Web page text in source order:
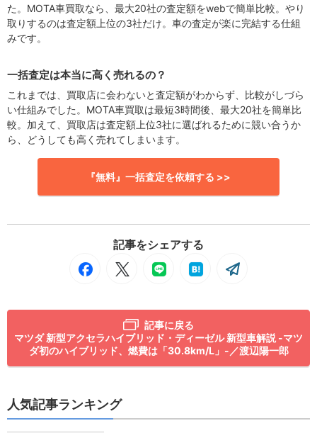
た。MOTA車買取なら、最大20社の査定額をwebで簡単比較。やり
取りするのは査定額上位の3社だけ。車の査定が楽に完結する仕組
みです。
一括査定は本当に高く売れるの？
これまでは、買取店に会わないと査定額がわからず、比較がしづら
い仕組みでした。MOTA車買取は最短3時間後、最大20社を簡単比
較。加えて、買取店は査定額上位3社に選ばれるために競い合うか
ら、どうしても高く売れてしまいます。
『無料』一括査定を依頼する >>
記事をシェアする
記事に戻る
マツダ 新型アクセラハイブリッド・ディーゼル 新型車解説 -マツ
ダ初のハイブリッド、燃費は「30.8km/L」-／渡辺陽一郎
人気記事ランキング